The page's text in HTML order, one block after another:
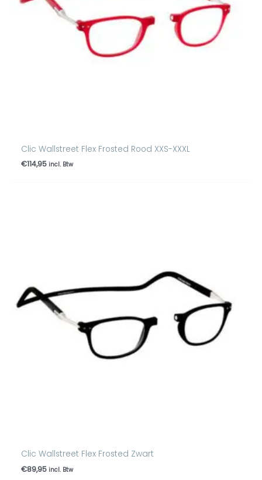
Clic Wallstreet Flex Frosted Rood XXS-XXXL
€114,95 incl. Btw
Clic Wallstreet Flex Frosted Zwart
€89,95 incl. Btw